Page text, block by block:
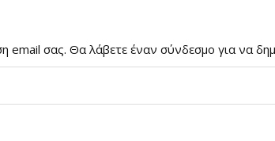
σας. Θα λάβετε έναν σύνδεσμο για να